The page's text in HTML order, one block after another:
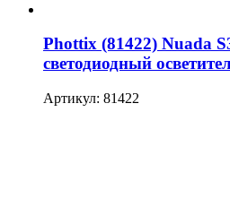
Phottix (81422) Nuada
светодиодный
Артикул: 81422